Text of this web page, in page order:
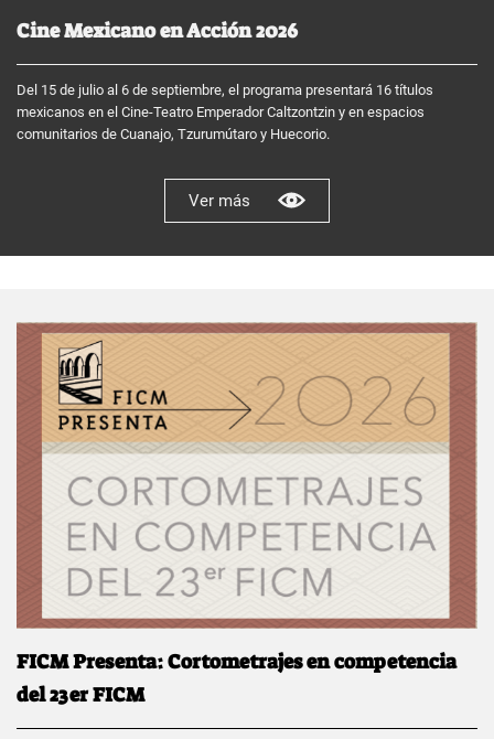
Cine Mexicano en Acción 2026
Del 15 de julio al 6 de septiembre, el programa presentará 16 títulos
mexicanos en el Cine-Teatro Emperador Caltzontzin y en espacios
comunitarios de Cuanajo, Tzurumútaro y Huecorio.
Ver más
FICM Presenta: Cortometrajes en competencia
del 23er FICM